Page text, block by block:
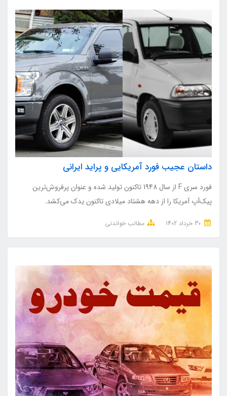
داستان عجیب فورد آمریکایی و پراید ایرانی
فورد سری F از سال 1948 تاکنون تولید شده‌ و عنوان پرفروش‌ترین
پیک‌آپ آمریکا را از دهه هشتاد میلادی تاکنون یدک می‌کشد.
مطالب خواندنی